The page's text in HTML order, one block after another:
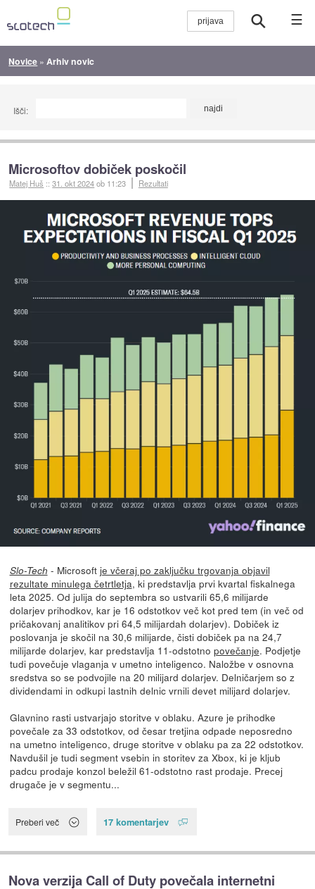
☰
Novice » Arhiv novic
Išči:
Microsoftov dobiček poskočil
Matej Huš ::31. okt 2024ob 11:23 Rezultati
Slo-Tech - Microsoft je včeraj po zaključku trgovanja objavil
rezultate minulega četrtletja, ki predstavlja prvi kvartal fiskalnega
leta 2025. Od julija do septembra so ustvarili 65,6 milijarde
dolarjev prihodkov, kar je 16 odstotkov več kot pred tem (in več od
pričakovanj analitikov pri 64,5 milijardah dolarjev). Dobiček iz
poslovanja je skočil na 30,6 milijarde, čisti dobiček pa na 24,7
milijarde dolarjev, kar predstavlja 11-odstotno povečanje. Podjetje
tudi povečuje vlaganja v umetno inteligenco. Naložbe v osnovna
sredstva so se podvojile na 20 milijard dolarjev. Delničarjem so z
dividendami in odkupi lastnih delnic vrnili devet milijard dolarjev.
Glavnino rasti ustvarjajo storitve v oblaku. Azure je prihodke
povečale za 33 odstotkov, od česar tretjina odpade neposredno
na umetno inteligenco, druge storitve v oblaku pa za 22 odstotkov.
Navdušil je tudi segment vsebin in storitev za Xbox, ki je kljub
padcu prodaje konzol beležil 61-odstotno rast prodaje. Precej
drugače je v segmentu...
Preberi več 17 komentarjev
Nova verzija Call of Duty povečala internetni